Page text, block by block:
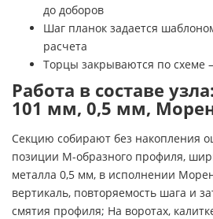
до доборов
Шаг планок задается
расчета
Торцы закрываются по схеме
Работа в составе
101 мм, 0,5 мм,
Секцию собирают без накопления
позиции М-образного профиля,
металла 0,5 мм, в исполнении
вертикаль, повторяемость шага и
смятия профиля; На воротах,